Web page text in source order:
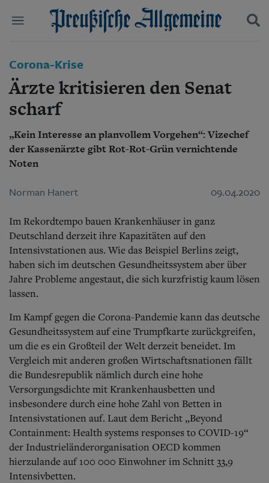
Start
Wer wir sind
Aktuelle Ausgabe
Abonnenten-Login
Abo Prämien
Archiv
Mediadaten
Wirtschaft
Leben
Geschichte
Ostpreußen
Bücher
Kontakt
Impressum
Datenschutz
Suchen und finden
Corona-Krise
Ärzte kritisieren den Senat
scharf
„Kein Interesse an planvollem Vorgehen“: Vizechef
der Kassenärzte gibt Rot-Rot-Grün vernichtende
Noten
Norman Hanert 09.04.2020
Im Rekordtempo bauen Krankenhäuser in ganz
Deutschland derzeit ihre Kapazitäten auf den
Intensivstationen aus. Wie das Beispiel Berlins zeigt,
haben sich im deutschen Gesundheitssystem aber über
Jahre Probleme angestaut, die sich kurzfristig kaum lösen
lassen.
Im Kampf gegen die Corona-Pandemie kann das deutsche
Gesundheitssystem auf eine Trumpfkarte zurückgreifen,
um die es ein Großteil der Welt derzeit beneidet. Im
Vergleich mit anderen großen Wirtschaftsnationen fällt
die Bundesrepublik nämlich durch eine hohe
Versorgungsdichte mit Krankenhausbetten und
insbesondere durch eine hohe Zahl von Betten in
Intensivstationen auf. Laut dem Bericht „Beyond
Containment: Health systems responses to COVID-19“
der Industrieländerorganisation OECD kommen
hierzulande auf 100 000 Einwohner im Schnitt 33,9
Intensivbetten.